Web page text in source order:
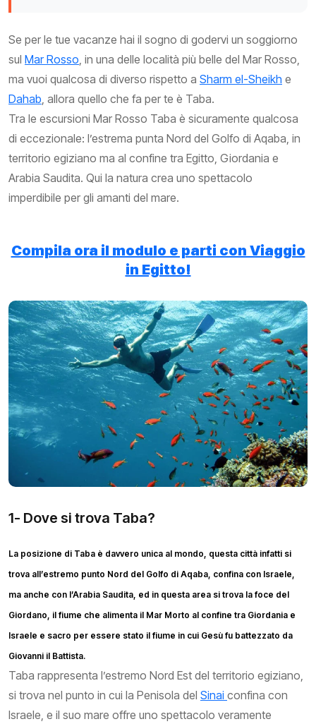
Se per le tue vacanze hai il sogno di godervi un soggiorno
sul Mar Rosso, in una delle località più belle del Mar Rosso,
ma vuoi qualcosa di diverso rispetto a Sharm el-Sheikh e
Dahab, allora quello che fa per te è Taba.
Tra le escursioni Mar Rosso Taba è sicuramente qualcosa
di eccezionale: l’estrema punta Nord del Golfo di Aqaba, in
territorio egiziano ma al confine tra Egitto, Giordania e
Arabia Saudita. Qui la natura crea uno spettacolo
imperdibile per gli amanti del mare.
Compila ora il modulo e parti con Viaggio
in Egitto!
1- Dove si trova Taba?
La posizione di Taba è davvero unica al mondo, questa città infatti si
trova all’estremo punto Nord del Golfo di Aqaba, confina con Israele,
ma anche con l’Arabia Saudita, ed in questa area si trova la foce del
Giordano, il fiume che alimenta il Mar Morto al confine tra Giordania e
Israele e sacro per essere stato il fiume in cui Gesù fu battezzato da
Giovanni il Battista.
Taba rappresenta l’estremo Nord Est del territorio egiziano,
si trova nel punto in cui la Penisola del Sinai confina con
Israele, e il suo mare offre uno spettacolo veramente